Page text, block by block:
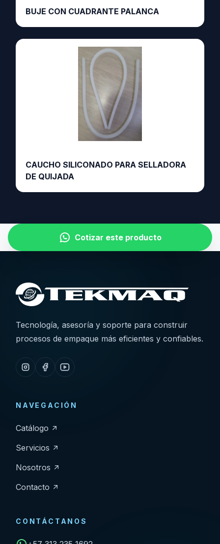
BUJE CON CUADRANTE PALANCA
CAUCHO SILICONADO PARA SELLADORA
DE QUIJADA
Cotizar este producto
Tecnología, asesoría y soporte para construir
procesos de empaque más eficientes y confiables.
NAVEGACIÓN
Catálogo
Servicios
Nosotros
Contacto
CONTÁCTANOS